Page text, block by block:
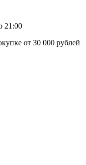
21:00
от 30 000 рублей